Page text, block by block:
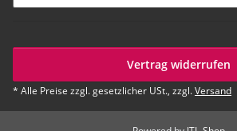
Vertrag widerrufen
* Alle Preise zzgl. gesetzlicher USt., zzgl.Versand